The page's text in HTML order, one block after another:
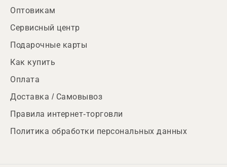
Оптовикам
Сервисный центр
Подарочные карты
Как купить
Оплата
Доставка / Самовывоз
Правила интернет-торговли
Политика обработки персональных данных